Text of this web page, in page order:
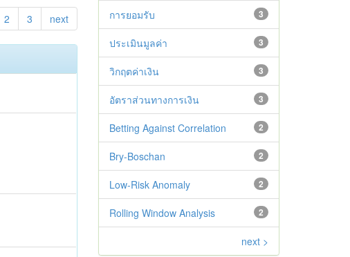
2 3 next 3
การยอมรับ
3
ประเมินมูลค่า
3
วิกฤตค่าเงิน
3
อัตราส่วนทางการเงิน
2
Betting Against Correlation
2
Bry-Boschan
2
Low-Risk Anomaly
2
Rolling Window Analysis
next >